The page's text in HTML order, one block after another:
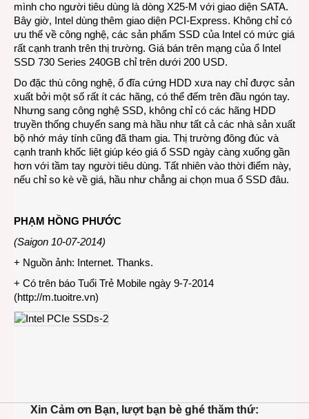
mình cho người tiêu dùng là dòng X25-M với giao diện SATA.
Bây giờ, Intel dùng thêm giao diện PCI-Express. Không chỉ có
ưu thế về công nghệ, các sản phẩm SSD của Intel có mức giá
rất cạnh tranh trên thị trường. Giá bán trên mạng của ổ Intel
SSD 730 Series 240GB chỉ trên dưới 200 USD.
Do đặc thù công nghệ, ổ đĩa cứng HDD xưa nay chỉ được sản
xuất bởi một số rất ít các hãng, có thể đếm trên đầu ngón tay.
Nhưng sang công nghệ SSD, không chỉ có các hãng HDD
truyền thống chuyển sang mà hầu như tất cả các nhà sản xuất
bộ nhớ máy tính cũng đã tham gia. Thị trường đông đúc và
cạnh tranh khốc liệt giúp kéo giá ổ SSD ngày càng xuống gần
hơn với tầm tay người tiêu dùng. Tất nhiên vào thời điểm này,
nếu chỉ so kè về giá, hầu như chẳng ai chọn mua ổ SSD đâu.
PHẠM HỒNG PHƯỚC
(Saigon 10-07-2014)
+ Nguồn ảnh: Internet. Thanks.
+ Có trên báo Tuổi Trẻ Mobile ngày 9-7-2014
(http://m.tuoitre.vn)
Xin Cảm ơn Bạn, lượt bạn bè ghé thăm thứ: